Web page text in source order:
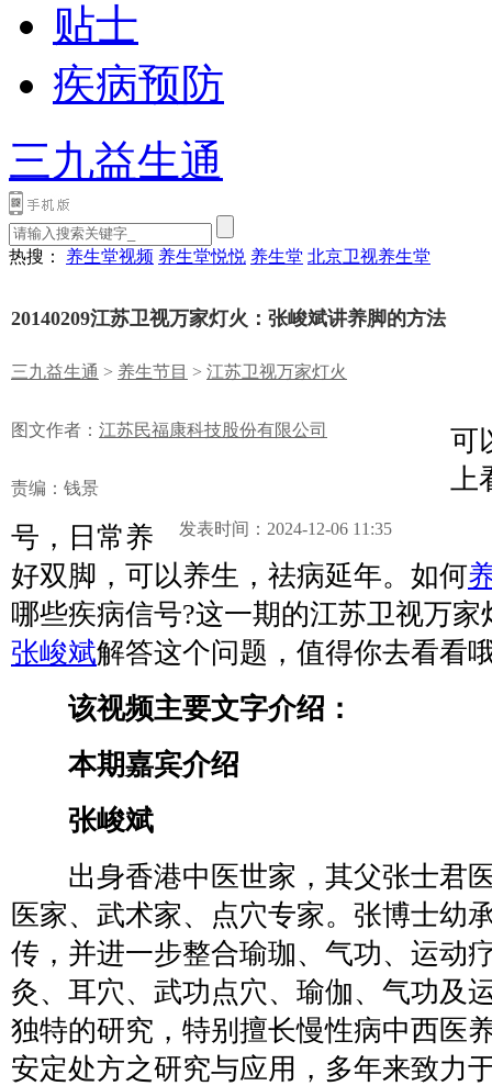
贴士
疾病预防
三九益生通
热搜： 养生堂视频 养生堂悦悦 养生堂 北京卫视养生堂
20140209江苏卫视万家灯火：张峻斌讲养脚的方法
三九益生通 > 养生节目 > 江苏卫视万家灯火
图文作者： 江苏民福康科技股份有限公司
责编：钱景
发表时间：2024-12-06 11:35
可
号，日常养
好双脚，可以养生，祛病延年。如何
哪些疾病信号?这一期的江苏卫视万
张峻斌解答这个问题，值得你去看看
该视频主要文字介绍：
本期嘉宾介绍
张峻斌
出身香港中医世家，其父张士君
医家、武术家、点穴专家。张博士幼
传，并进一步整合瑜珈、气功、运动
灸、耳穴、武功点穴、瑜伽、气功及
独特的研究，特别擅长慢性病中西医
安定处方之研究与应用，多年来致力